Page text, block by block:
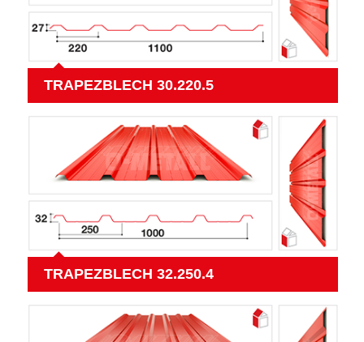
TRAPEZBLECH 30.220.5
TRAPEZBLECH 32.250.4